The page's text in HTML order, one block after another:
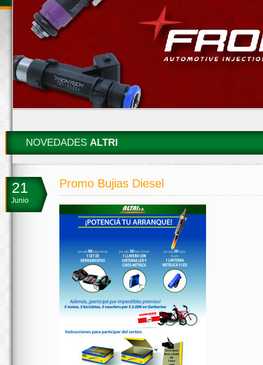
NOVEDADES ALTRI
21
Junio
Promo Bujias Diesel